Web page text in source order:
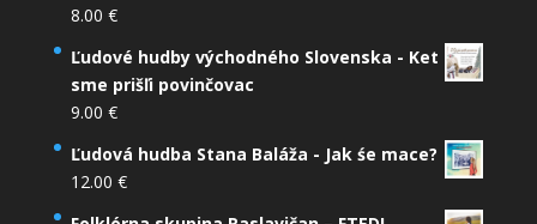
8.00 €
Ľudové hudby východného Slovenska - Ket
sme prišľi povinčovac
9.00 €
Ľudová hudba Stana Baláža - Jak śe mace?
12.00 €